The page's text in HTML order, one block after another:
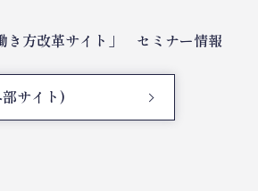
き方改革サイト」 セミナー情報
サイト)